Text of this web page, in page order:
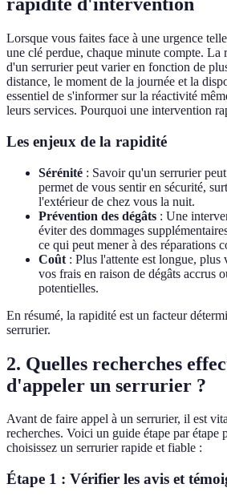
rapidité d'intervention
Lorsque vous faites face à une urgence
une clé perdue, chaque minute compte. La
d'un serrurier peut varier en fonction de
distance, le moment de la journée et la
essentiel de s'informer sur la réactivité
leurs services. Pourquoi une intervention
Les enjeux de la rapidité
Sérénité : Savoir qu'un serrurier
permet de vous sentir en sécurité,
l'extérieur de chez vous la nuit.
Prévention des dégâts : Une
éviter des dommages
ce qui peut mener à des réparations
Coût : Plus l'attente est longue, plus
vos frais en raison de dégâts accrus
potentielles.
En résumé, la rapidité est un facteur
serrurier.
2. Quelles recherches
d'appeler un serrurier ?
Avant de faire appel à un serrurier, il est
recherches. Voici un guide étape par étape
choisissez un serrurier rapide et fiable :
Étape 1 : Vérifier les avis et